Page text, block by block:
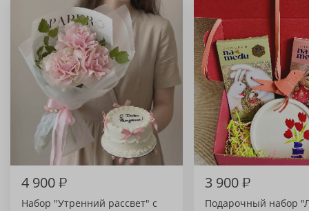
4 900₽
Набор "Утренний рассвет" с
3 900₽
Подарочный набор